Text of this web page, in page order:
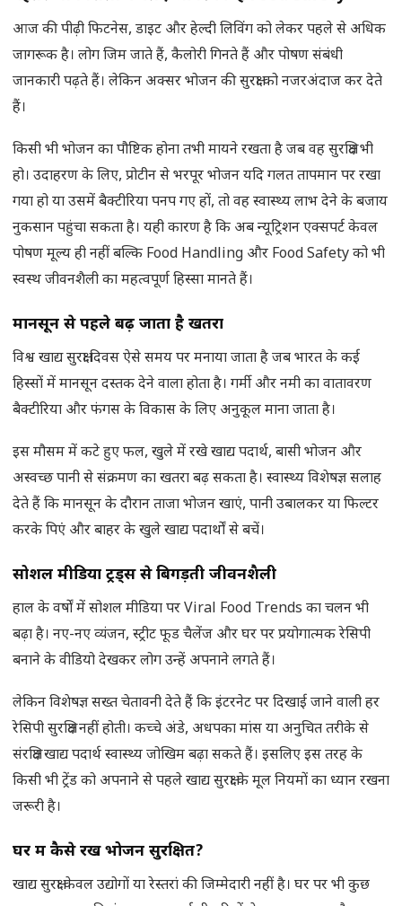
आज की पीढ़ी फिटनेस, डाइट और हेल्दी लिविंग को लेकर पहले से अधिक
जागरूक है। लोग जिम जाते हैं, कैलोरी गिनते हैं और पोषण संबंधी
जानकारी पढ़ते हैं। लेकिन अक्सर भोजन की सुरक्षा को नजरअंदाज कर देते
हैं।
किसी भी भोजन का पौष्टिक होना तभी मायने रखता है जब वह सुरक्षित भी
हो। उदाहरण के लिए, प्रोटीन से भरपूर भोजन यदि गलत तापमान पर रखा
गया हो या उसमें बैक्टीरिया पनप गए हों, तो वह स्वास्थ्य लाभ देने के बजाय
नुकसान पहुंचा सकता है। यही कारण है कि अब न्यूट्रिशन एक्सपर्ट केवल
पोषण मूल्य ही नहीं बल्कि Food Handling और Food Safety को भी
स्वस्थ जीवनशैली का महत्वपूर्ण हिस्सा मानते हैं।
मानसून से पहले बढ़ जाता है खतरा
विश्व खाद्य सुरक्षा दिवस ऐसे समय पर मनाया जाता है जब भारत के कई
हिस्सों में मानसून दस्तक देने वाला होता है। गर्मी और नमी का वातावरण
बैक्टीरिया और फंगस के विकास के लिए अनुकूल माना जाता है।
इस मौसम में कटे हुए फल, खुले में रखे खाद्य पदार्थ, बासी भोजन और
अस्वच्छ पानी से संक्रमण का खतरा बढ़ सकता है। स्वास्थ्य विशेषज्ञ सलाह
देते हैं कि मानसून के दौरान ताजा भोजन खाएं, पानी उबालकर या फिल्टर
करके पिएं और बाहर के खुले खाद्य पदार्थों से बचें।
सोशल मीडिया ट्रेंड्स से बिगड़ती जीवनशैली
हाल के वर्षों में सोशल मीडिया पर Viral Food Trends का चलन भी
बढ़ा है। नए-नए व्यंजन, स्ट्रीट फूड चैलेंज और घर पर प्रयोगात्मक रेसिपी
बनाने के वीडियो देखकर लोग उन्हें अपनाने लगते हैं।
लेकिन विशेषज्ञ सख्त चेतावनी देते हैं कि इंटरनेट पर दिखाई जाने वाली हर
रेसिपी सुरक्षित नहीं होती। कच्चे अंडे, अधपका मांस या अनुचित तरीके से
संरक्षित खाद्य पदार्थ स्वास्थ्य जोखिम बढ़ा सकते हैं। इसलिए इस तरह के
किसी भी ट्रेंड को अपनाने से पहले खाद्य सुरक्षा के मूल नियमों का ध्यान रखना
जरूरी है।
घर में कैसे रखें भोजन सुरक्षित?
खाद्य सुरक्षा केवल उद्योगों या रेस्तरां की जिम्मेदारी नहीं है। घर पर भी कुछ